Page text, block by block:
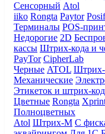
Сенсорный Atol
iiko Rongta Paytor
Терминалы POS-
Недорогие 2D
кассы Штрих-кода и
PayTor CipherLab
Черные ATOL
Механические
Этикеток и штрих-
Цветные Rongta
Полноцветных
Atol Штрих-М С